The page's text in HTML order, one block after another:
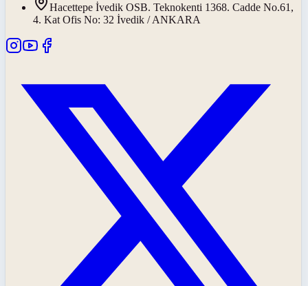
Hacettepe İvedik OSB. Teknokenti 1368. Cadde No.61,
4. Kat Ofis No: 32 İvedik / ANKARA